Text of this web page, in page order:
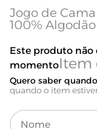
Jogo de
100%
Este produto
momento
Quero saber